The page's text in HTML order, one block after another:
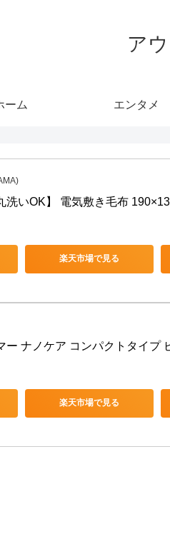
ア
ーム エンタメ
洗いOK】 電気敷き毛布
楽天市場で見る
ー ナノケア コンパクトタイプ
楽天市場で見る